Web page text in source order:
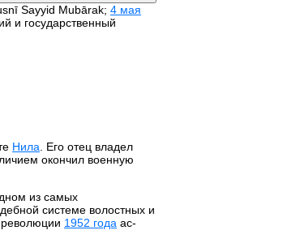
Sayyid Mubārak; 4 мая
и государственный
Нила . Его отец владел
окончил военную
из самых
системе волостных и
1952 года ас-